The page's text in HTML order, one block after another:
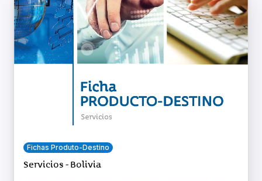
Fichas Produto-Destino
Servicios - Bolivia